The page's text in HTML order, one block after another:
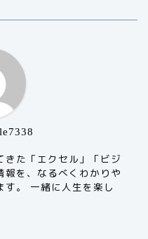
きた「エクセル」「ビジ
報を、なるべくわかりや
す。 一緒に人生を楽し